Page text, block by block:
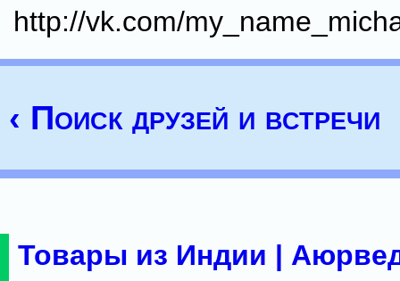
http://vk.com/
‹ Поиск друзей и встречи
Товары из Индии |